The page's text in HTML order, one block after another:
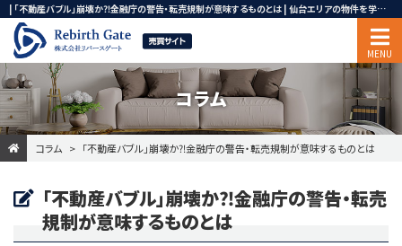
| 「不動産バブル」崩壊か⁈金融庁の警告・転売規制が意味するものとは | 仙台エリアの物件を学校区から検索できます。一戸建て、マンション、土地、事業用・投資用不動産ならリバースゲート
コラム
コラム 「不動産バブル」崩壊か⁈金融庁の警告・転売規制が意味するものとは
「不動産バブル」崩壊か⁈金融庁の警告・転売
規制が意味するものとは